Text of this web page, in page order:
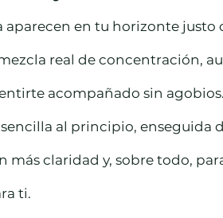
aparecen en tu horizonte justo
real de concentración,
acompañado sin agobios.
al principio, enseguida
más claridad y, sobre todo,
ti.